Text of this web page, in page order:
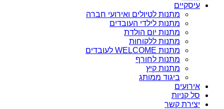
עיסקיים
מתנות לטיולים ואירועי חברה
מתנות לילדי העובדים
מתנות יום הולדת
מתנות ללקוחות
מתנות WELCOME לעובדים
מתנות לחורף
מתנות קיץ
ביגוד ממותג
אירועים
סל קניות
יצירת קשר